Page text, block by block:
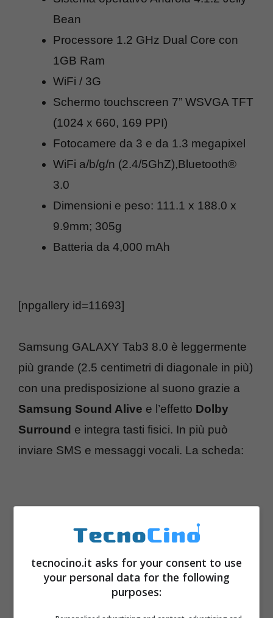
Bean
Processore 1.2 GHz Dual Core con
1GB Ram
WiFi / 3G
Schermo touchscreen 7” WSVGA TFT
(1024 x 660, 169 PPI)
Fotocamere da 3 e da 1.3 megapixel
WiFi a/b/g/n (2.4/5GhZ),Bluetooth®
3.0
Dimensioni e peso: 111.1 x 188.0 x
9.9mm; 305g
Batteria da 4,000 mAh
[npgallery id=11693]
Samsung GALAXY Tab3 8.0 è leggermente
più grande (2.5 centimetri di diagonale in più)
con una predisposizione al suono grazie a
Samsung Sound Alive e l’effetto Dolby
Surround e integra tasti fisici. In più può
inviare SMS e messaggi vocali. La scheda:
tecnocino.it asks for your consent to use
your personal data for the following
purposes: